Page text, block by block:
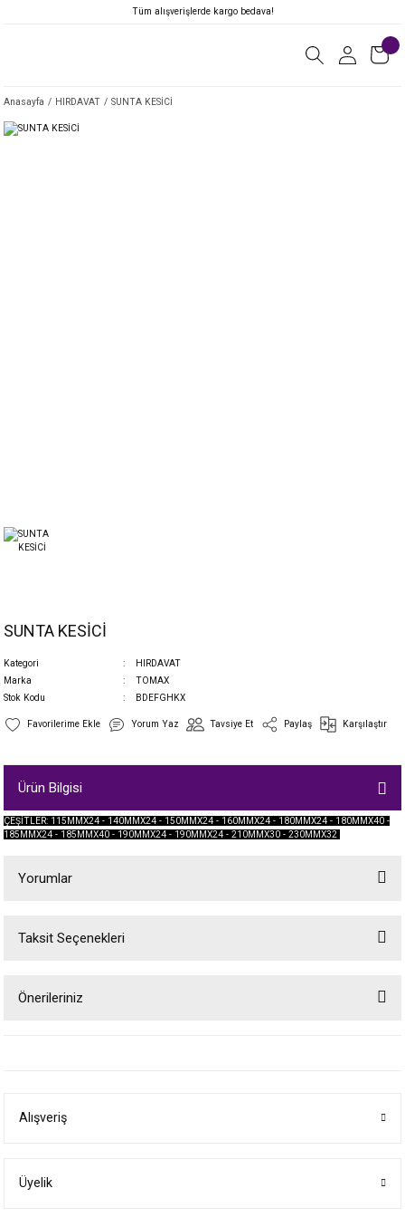
Tüm alışverişlerde kargo bedava!
Anasayfa HIRDAVAT SUNTA KESİCİ
SUNTA KESİCİ
Kategori
HIRDAVAT
Marka
TOMAX
Stok Kodu
BDEFGHKX
Yorum Yaz Tavsiye Et Paylaş Karşılaştır
Ürün Bilgisi
ÇEŞİTLER: 115MMX24 - 140MMX24 - 150MMX24 - 160MMX24 - 180MMX24 - 180MMX40 -
185MMX24 - 185MMX40 - 190MMX24 - 190MMX24 - 210MMX30 - 230MMX32
Yorumlar
Taksit Seçenekleri
Önerileriniz
Ürün bilgilerinde hatalar bulunuyor.
Alışveriş
Üyelik